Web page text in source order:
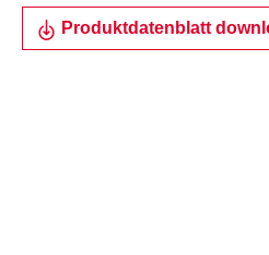
Produktdatenblatt